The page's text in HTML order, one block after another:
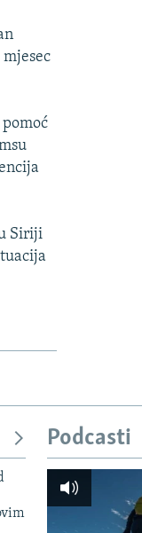
Siriji
Podcasti